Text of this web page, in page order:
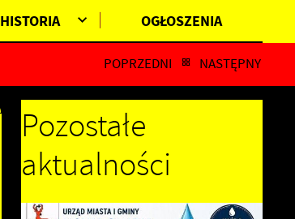
HISTORIA OGŁOSZENIA
POPRZEDNI NASTĘPNY
Pozostałe
aktualności